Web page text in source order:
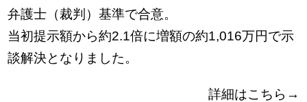
弁護士（裁判）基準で合意。
当初提示額から約2.1倍に増額の約1,016万円で示
談解決となりました。
詳細はこちら→